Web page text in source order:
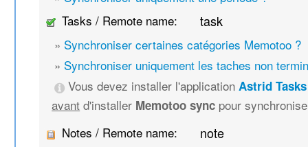
Tasks / Remote name:
task
» Synchroniser certaines catégories Memotoo ?
» Synchroniser uniquement les taches non
Vous devez installer l'applicationAstrid
avant d'installer Memotoo sync pour
Notes / Remote name:
note